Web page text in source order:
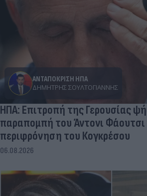
ΑΝΤΑΠΟΚΡΙΣΗ ΗΠΑ
ΔΗΜΉΤΡΗΣ ΣΟΥΛΤΟΓΙΆΝΝΗΣ
ΗΠΑ: Επιτροπή της Γερουσίας
παραπομπή του Άντονι Φάουτσι
περιφρόνηση του Κογκρέσου
06.08.2026